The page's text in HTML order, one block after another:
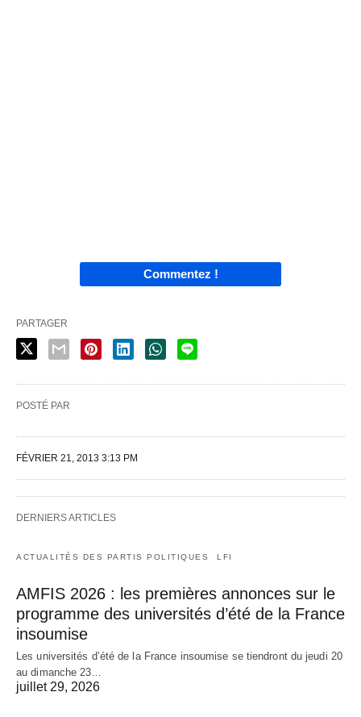
Commentez !
PARTAGER
POSTÉ PAR
FÉVRIER 21, 2013 3:13 PM
DERNIERS ARTICLES
ACTUALITÉS DES PARTIS POLITIQUES LFI
AMFIS 2026 : les premières annonces sur le
programme des universités d’été de la France
insoumise
Les universités d’été de la France insoumise se tiendront du jeudi 20
au dimanche 23…
juillet 29, 2026